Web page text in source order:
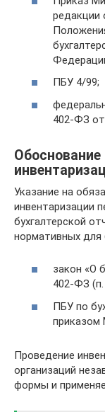
редакции
ПБУ 4/99;
402-ФЗ от
Обоснование
Указание на
инвентаризации
бухгалтерской
нормативных для
закон «О
402-ФЗ (п.
ПБУ по
приказом
Проведение
организаций
формы и